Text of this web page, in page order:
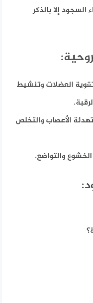
السجود إلا بالذكر
العضلات وتنشيط
الأعصاب والتخلص
الخشوع والتواضع.